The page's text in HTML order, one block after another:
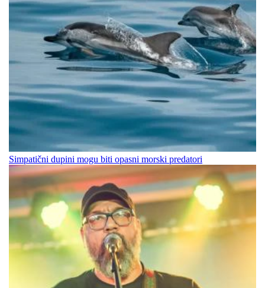
Simpatični dupini mogu biti opasni morski predatori